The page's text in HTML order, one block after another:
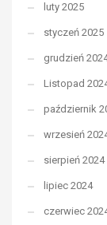
luty 2025
styczeń 2025
grudzień
Listopad
październik
wrzesień
sierpień 2024
lipiec 2024
czerwiec